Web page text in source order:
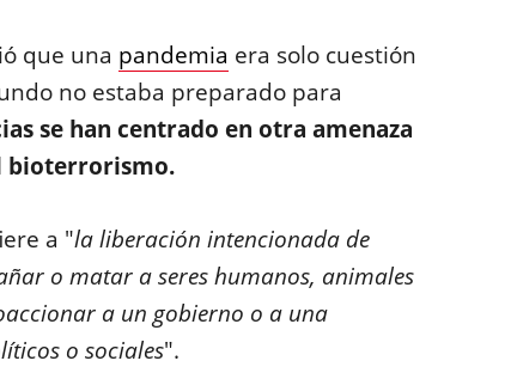
que una pandemia era solo cuestión
no estaba preparado para
se han centrado en otra amenaza
bioterrorismo.
a "la liberación intencionada de
o matar a seres humanos, animales
a un gobierno o a una
o sociales".